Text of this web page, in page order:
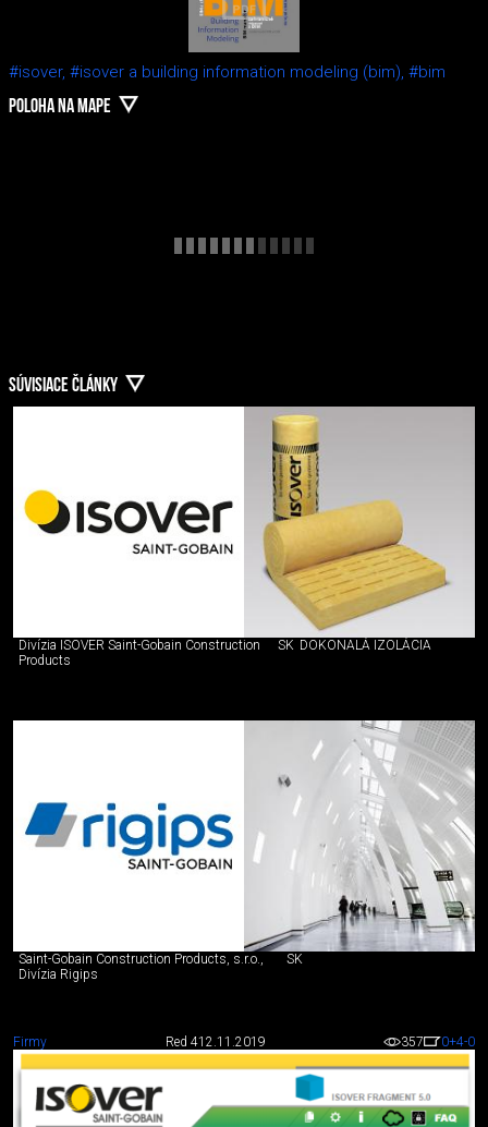
#isover, #isover a building information modeling (bim), #bim
POLOHA NA MAPE
SÚVISIACE ČLÁNKY
Divízia ISOVER Saint-Gobain Construction
Products
SK DOKONALÁ IZOLÁCIA
Saint-Gobain Construction Products, s.r.o.,
Divízia Rigips
SK
Firmy Red 412.11.2019 357 0+4-0